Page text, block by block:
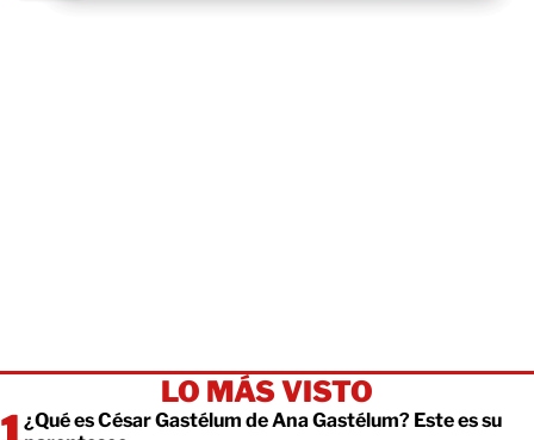
LO MÁS VISTO
¿Qué es César Gastélum de Ana Gastélum? Este es su